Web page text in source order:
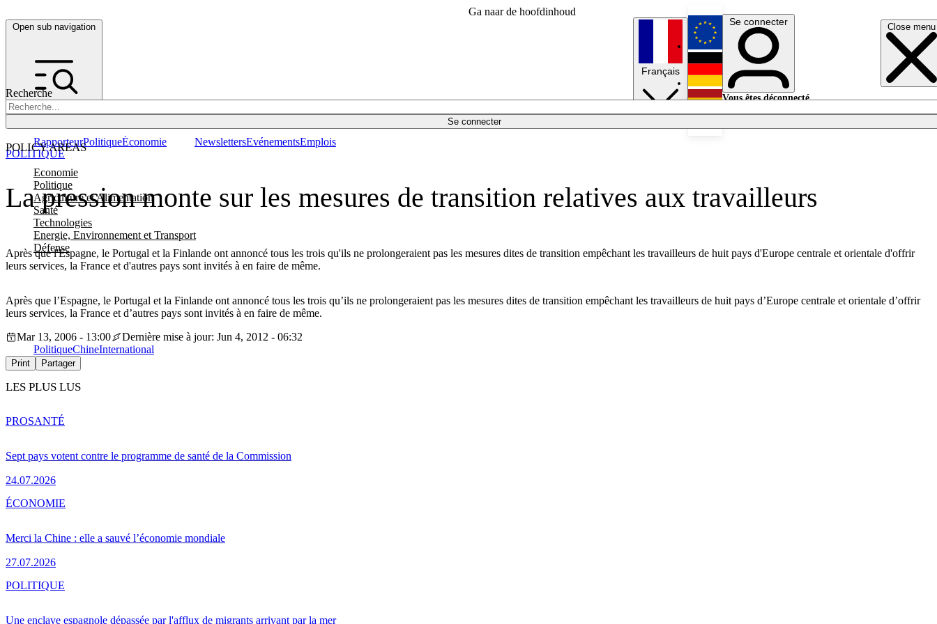
Ga naar de hoofdinhoud
Open sub navigation Close menu
Recherche
Se connecter
POLICY AREAS
Economie
Politique
Agriculture et Alimentation
Santé
Technologies
Energie, Environnement et Transport
Défense
RapporteurPolitiqueÉconomie NewslettersEvénementsEmplois
Français
English
Deutsch
Se connecter
Vous êtes déconnecté.
La pression monte sur les mesures de transition relatives aux travailleurs
Après que l'Espagne, le Portugal et la Finlande ont annoncé tous les trois qu'ils ne prolongeraient pas les mesures dites de transition empêchant les travailleurs de huit pays d'Europe centrale et orientale d'offrir
leurs services, la France et d'autres pays sont invités à en faire de même.
POLITIQUE
Après que l’Espagne, le Portugal et la Finlande ont annoncé tous les trois qu’ils ne prolongeraient pas les mesures dites de transition empêchant les travailleurs de huit pays d’Europe centrale et orientale d’offrir
leurs services, la France et d’autres pays sont invités à en faire de même.
Mar 13, 2006 - 13:00
Dernière mise à jour: Jun 4, 2012 - 06:32
PolitiqueChineInternational
Print Partager
LES PLUS LUS
Sept pays votent contre le programme de santé de la Commission
24.07.2026
PROSANTÉ
Merci la Chine : elle a sauvé l’économie mondiale
27.07.2026
ÉCONOMIE
Une enclave espagnole dépassée par l'afflux de migrants arrivant par la mer
POLITIQUE